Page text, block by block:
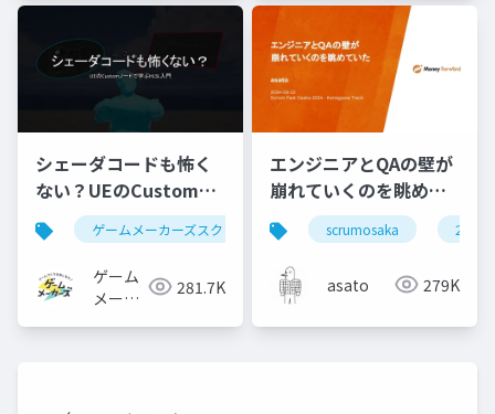
シェーダコードも怖く
ない？UEのCustomノ
ードで学ぶHLSL入門
ゲームメーカーズスクランブル ゲーム制作 ue5
ゲーム
メーカ
281.7K
エンジニアとQAの壁が
崩れていくのを眺めて
いた #scrumosaka
scrumosaka 2024
asato 279K